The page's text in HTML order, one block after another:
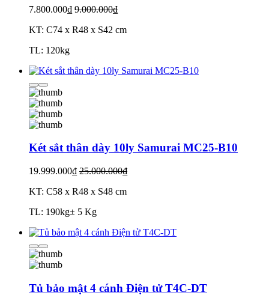
7.800.000₫ 9.000.000₫
KT: C74 x R48 x S42 cm
TL: 120kg
Két sắt thân dày 10ly Samurai MC25-B10
19.999.000₫ 25.000.000₫
KT: C58 x R48 x S48 cm
TL: 190kg± 5 Kg
Tủ bảo mật 4 cánh Điện tử T4C-DT